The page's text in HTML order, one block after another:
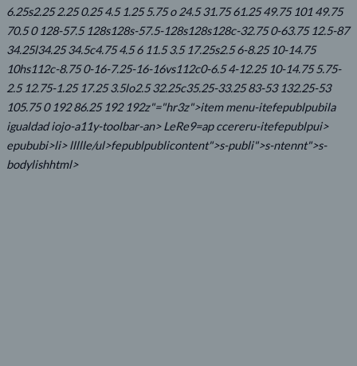
6.25s2.25 2.25 0.25 4.5 1.25 5.75 o 24.5 31.75 61.25 49.75 101 49.75
70.5 0 128-57.5 128s128s-57.5-128s128s128c-32.75 0-63.75 12.5-87
34.25l34.25 34.5c4.75 4.5 6 11.5 3.5 17.25s2.5 6-8.25 10-14.75
10hs112c-8.75 0-16-7.25-16-16vs112c0-6.5 4-12.25 10-14.75 5.75-
2.5 12.75-1.25 17.25 3.5lo2.5 32.25c35.25-33.25 83-53 132.25-53
105.75 0 192 86.25 192 192z"="hr3z">item menu-itefepublpubila
igualdad iojo-a11y-toolbar-an> LeRe9=ap ccereru-itefepublpui>
epububi>li> llllle/ul>fepublpublicontent">s-publi">s-ntennt">s-
bodylishhtml>